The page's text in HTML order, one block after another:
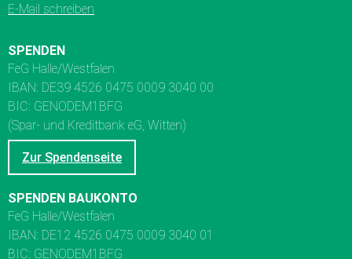
E-Mail schreiben
SPENDEN
FeG Halle/Westfalen
IBAN: DE39 4526 0475 0009 3040 00
BIC: GENODEM1BFG
(Spar- und Kreditbank eG, Witten)
Zur Spendenseite
SPENDEN BAUKONTO
FeG Halle/Westfalen
IBAN: DE12 4526 0475 0009 3040 01
BIC: GENODEM1BFG